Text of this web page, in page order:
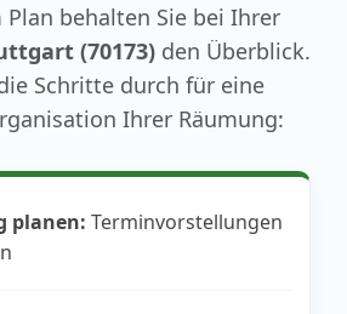
behalten Sie bei Ihrer
(70173)den Überblick.
Schritte durch für eine
Ihrer Räumung:
planen: Terminvorstellungen